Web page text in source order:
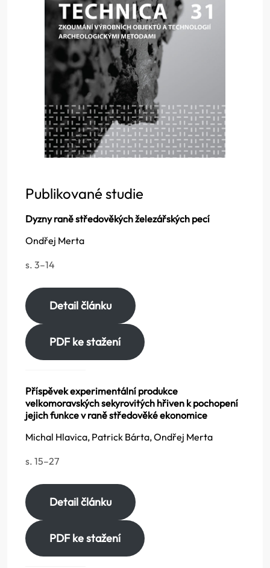
Publikované studie
Dyzny raně středověkých železářských pecí
Ondřej Merta
s. 3–14
Detail článku
PDF ke stažení
Příspěvek experimentální produkce
velkomoravských sekyrovitých hřiven k pochopení
jejich funkce v raně středověké ekonomice
Michal Hlavica, Patrick Bárta, Ondřej Merta
s. 15–27
Detail článku
PDF ke stažení